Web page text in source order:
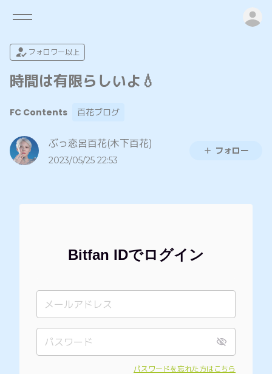
フォロワー以上
時間は有限らしいよ💧
FC Contents 百花ブログ
ぶっ恋呂百花(木下百花)
2023/05/25 22:53
フォロー
Bitfan IDでログイン
パスワードを忘れた方はこちら